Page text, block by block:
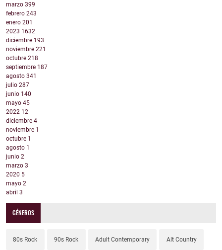
marzo 399
febrero 243
enero 201
2023 1632
diciembre 193
noviembre 221
octubre 218
septiembre 187
agosto 341
julio 287
junio 140
mayo 45
2022 12
diciembre 4
noviembre 1
octubre 1
agosto 1
junio 2
marzo 3
2020 5
mayo 2
abril 3
GÉNEROS
80s Rock 90s Rock Adult Contemporary Alt Country